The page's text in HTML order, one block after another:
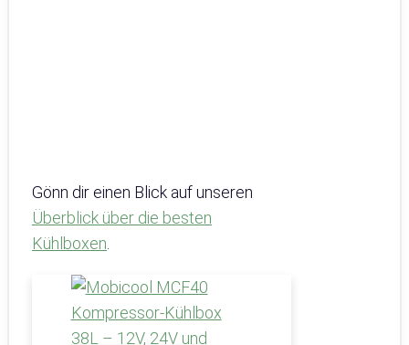
Gönn dir einen Blick auf unseren
Überblick über die besten
Kühlboxen.